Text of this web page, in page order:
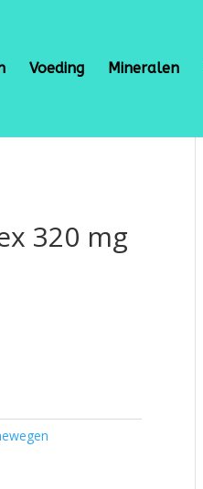
Voeding Mineralen
320 mg